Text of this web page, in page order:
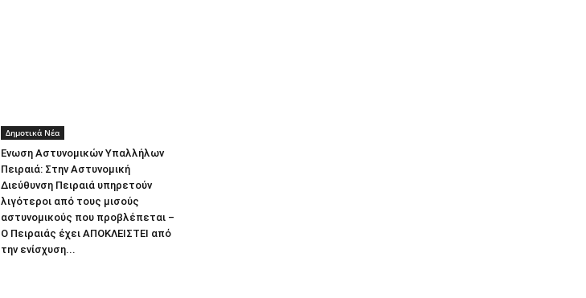
Δημοτικά Νέα
Ενωση Αστυνομικών Υπαλλήλων
Πειραιά: Στην Αστυνομική
Διεύθυνση Πειραιά υπηρετούν
λιγότεροι από τους μισούς
αστυνομικούς που προβλέπεται –
Ο Πειραιάς έχει ΑΠΟΚΛΕΙΣΤΕΙ από
την ενίσχυση...